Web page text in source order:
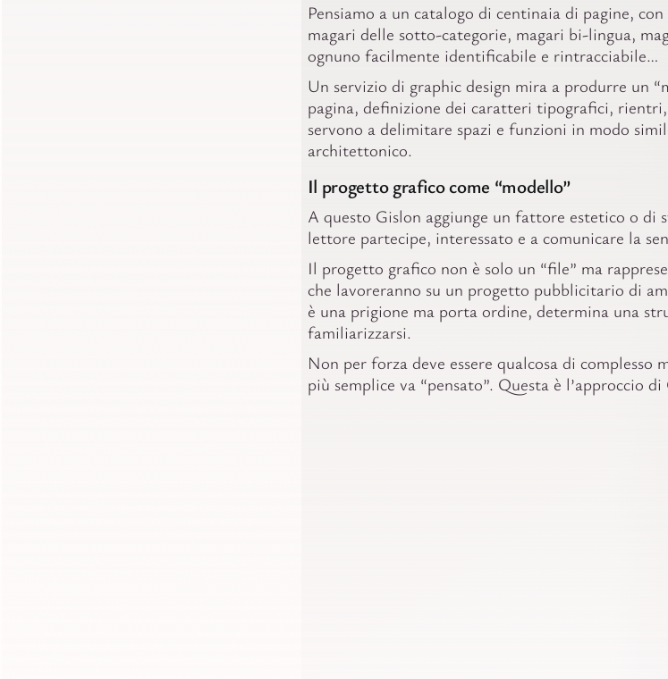
Pensiamo a un catalogo di centinaia di pagine,
magari delle sotto-categorie, magari bi-lingua,
ognuno facilmente identificabile e rintracciabile…
Un servizio di graphic design mira a produrre un
pagina, definizione dei caratteri tipografici,
servono a delimitare spazi e funzioni in modo
architettonico.
Il progetto grafico come “modello”
A questo Gislon aggiunge un fattore estetico o di
lettore partecipe, interessato e a comunicare la
Il progetto grafico non è solo un “file” ma
che lavoreranno su un progetto pubblicitario di
è una prigione ma porta ordine, determina una
familiarizzarsi.
Non per forza deve essere qualcosa di complesso
più semplice va “pensato”. Questa è l’approccio di